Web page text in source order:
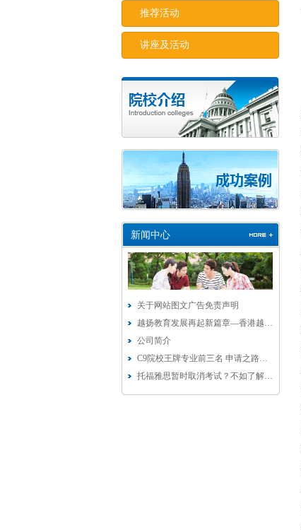
推荐活动
讲座及活动
新闻中心
关于网站图文广告免责声明
越扬教育发展再起新篇章—香港越扬教育科技有限公司成立
公司简介
C9院校王牌专业前三名 申请之路也狂焦虑？
托福雅思暂时取消考试？不如了解下Duolingo多邻国考试